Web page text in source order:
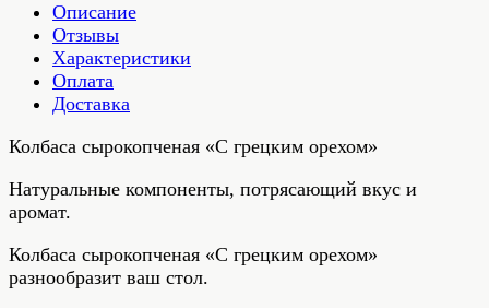
Описание
Отзывы
Характеристики
Оплата
Доставка
Колбаса сырокопченая «С грецким орехом»
Натуральные компоненты, потрясающий вкус и
аромат.
Колбаса сырокопченая «С грецким орехом»
разнообразит ваш стол.